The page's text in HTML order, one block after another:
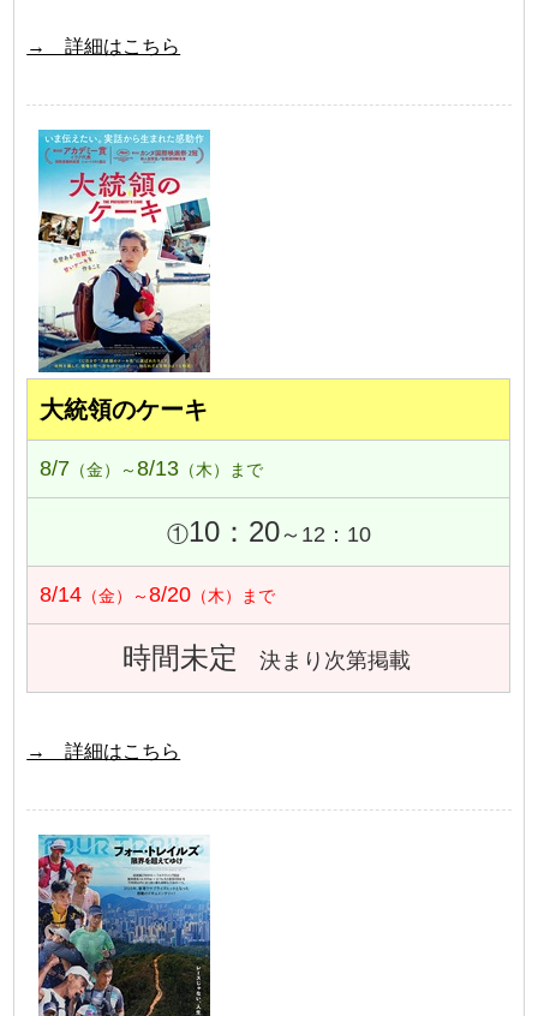
→ 詳細はこちら
大統領のケーキ
8/7 （金）～8/13 （木）まで
①10：20～12：10
8/14 （金）～8/20 （木）まで
時間未定 決まり次第掲載
→ 詳細はこちら